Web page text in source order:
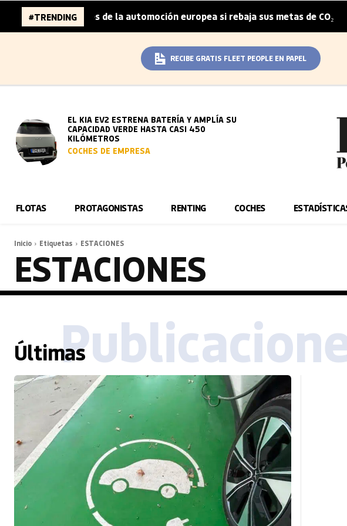
#TRENDING
96.000 millones de la automoción europea si rebaja sus metas de CO₂ |
RECIBE GRATIS FLEET PEOPLE EN PAPEL
EL KIA EV2 ESTRENA BATERÍA Y AMPLÍA SU
CAPACIDAD VERDE HASTA CASI 450
KILÓMETROS
COCHES DE EMPRESA
FLOTAS PROTAGONISTAS RENTING COCHES
Inicio Etiquetas ESTACIONES
ESTACIONES
Últimas